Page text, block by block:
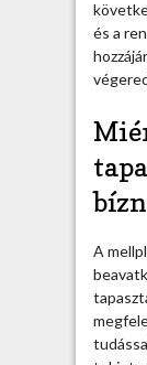
és a
A